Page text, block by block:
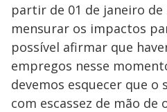
partir de 01 de janeiro de
mensurar os impactos
possível afirmar que
empregos nesse
devemos esquecer que o
com escassez de mão de